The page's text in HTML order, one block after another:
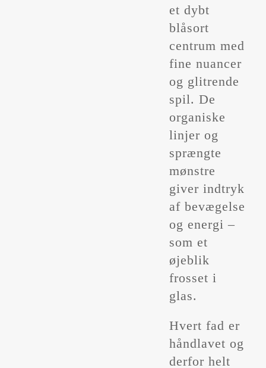
et dybt
blåsort
centrum med
fine nuancer
og glitrende
spil. De
organiske
linjer og
sprængte
mønstre
giver indtryk
af bevægelse
og energi –
som et
øjeblik
frosset i
glas.
Hvert fad er
håndlavet og
derfor helt